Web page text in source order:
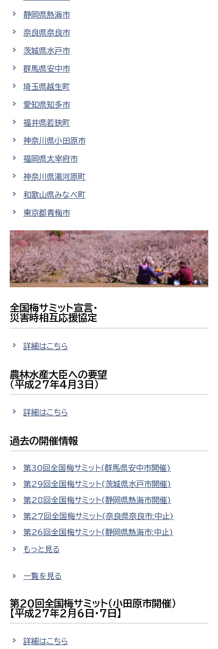
静岡県熱海市
奈良県奈良市
茨城県水戸市
群馬県安中市
埼玉県越生町
愛知県知多市
福井県若狭町
神奈川県小田原市
福岡県太宰府市
神奈川県湯河原町
和歌山県みなべ町
東京都青梅市
全国梅サミット宣言・
災害時相互応援協定
詳細はこちら
農林水産大臣への要望
（平成27年4月3日）
詳細はこちら
過去の開催情報
第30回全国梅サミット(群馬県安中市開催)
第29回全国梅サミット(茨城県水戸市開催)
第28回全国梅サミット(静岡県熱海市開催)
第27回全国梅サミット(奈良県奈良市:中止)
第26回全国梅サミット(静岡県熱海市:中止)
もっと見る
一覧を見る
第20回全国梅サミット（小田原市開催）
【平成27年2月6日・7日】
詳細はこちら